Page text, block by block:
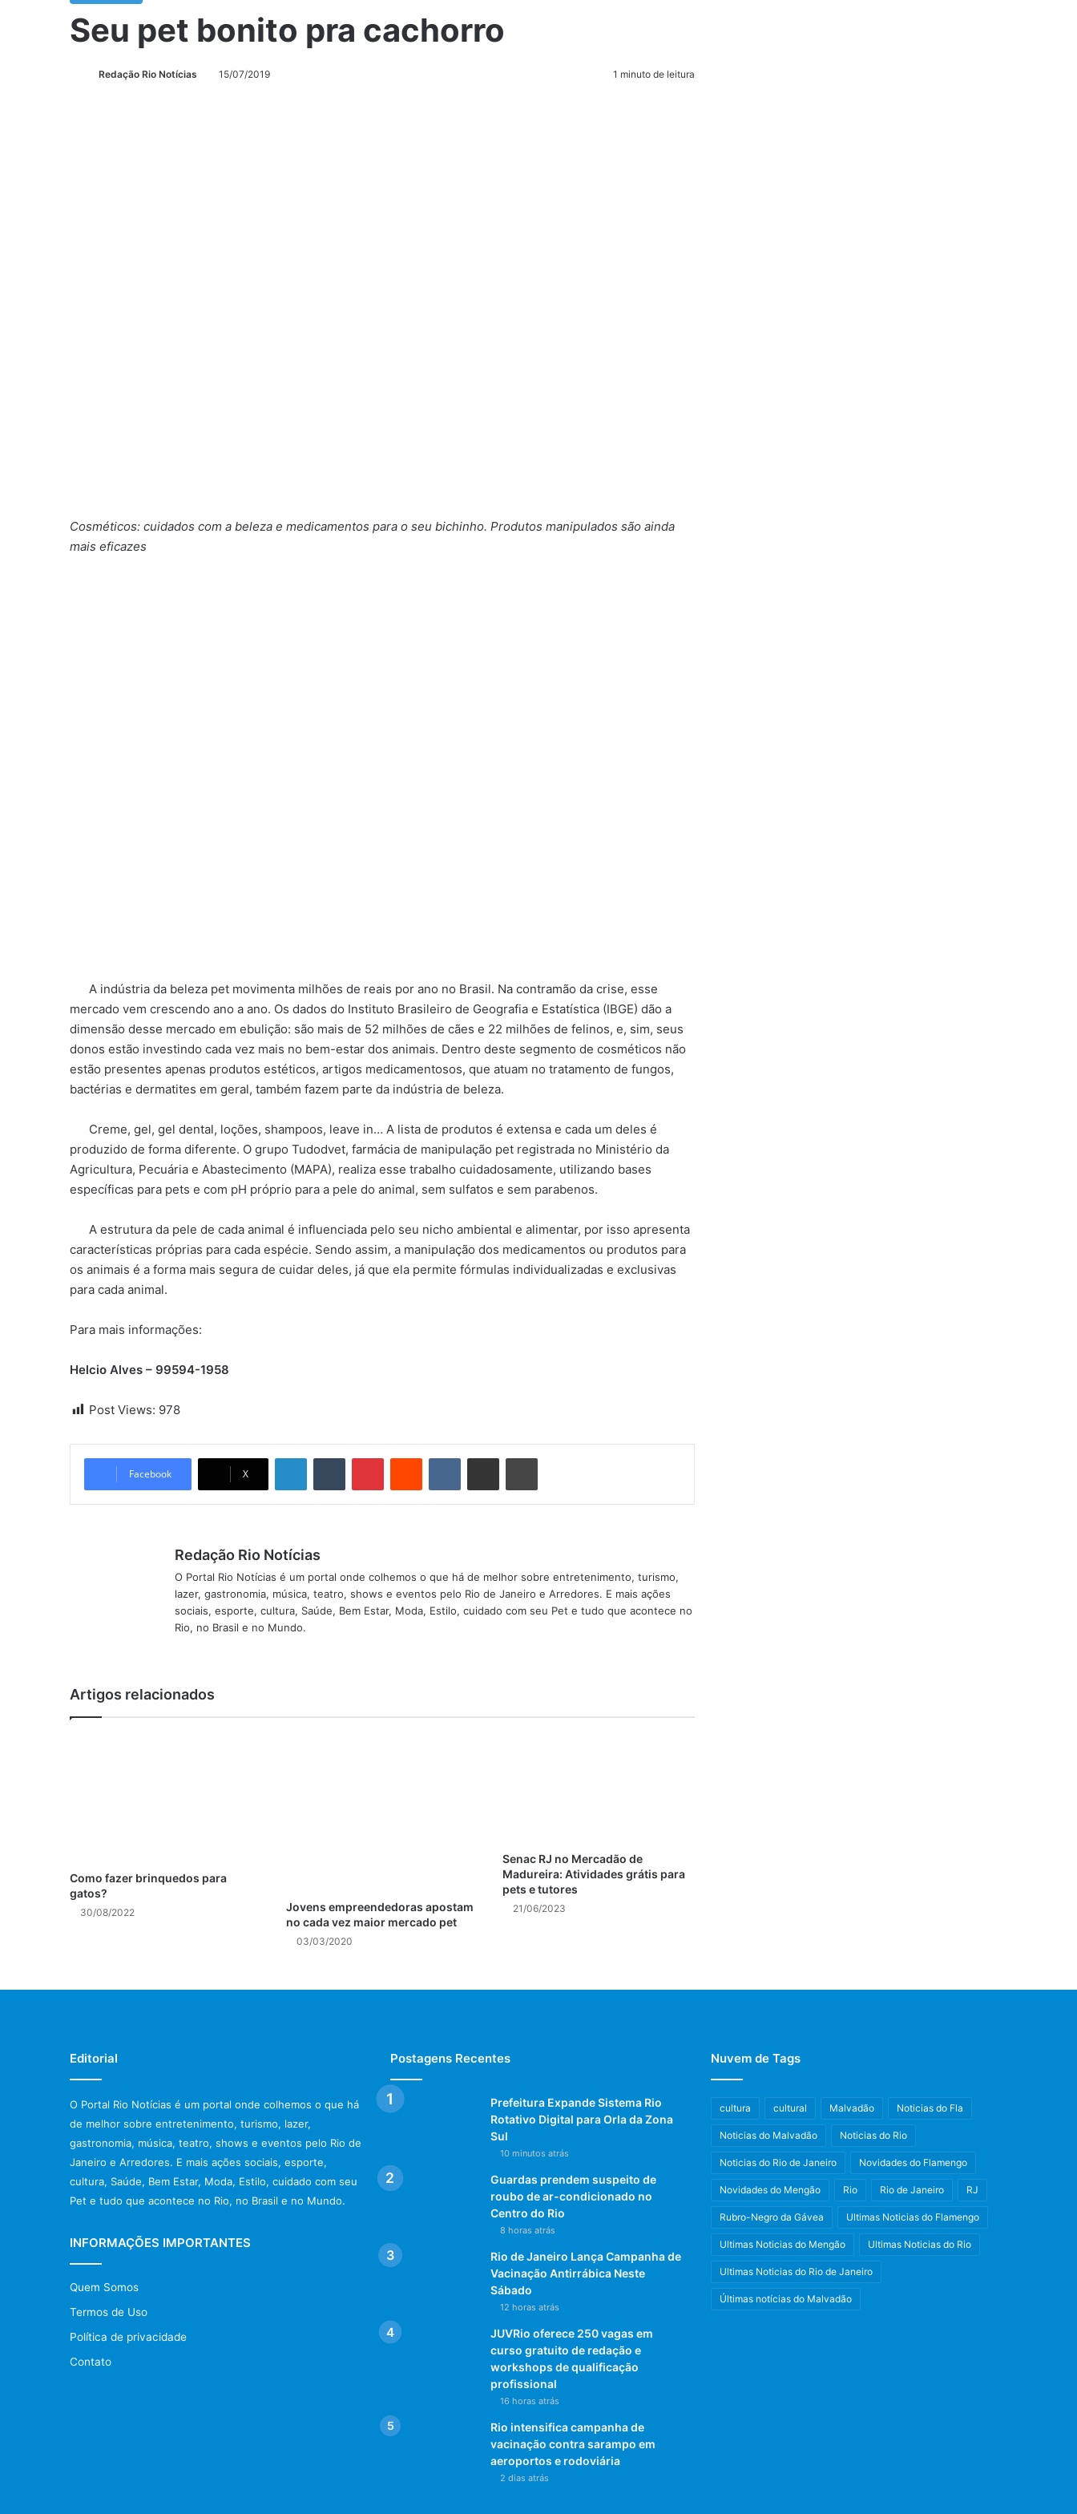
Seu pet bonito pra cachorro
Redação Rio Notícias 15/07/2019 1 minuto de leitura
Cosméticos: cuidados com a beleza e medicamentos para o seu bichinho. Produtos manipulados são ainda
mais eficazes
A indústria da beleza pet movimenta milhões de reais por ano no Brasil. Na contramão da crise, esse
mercado vem crescendo ano a ano. Os dados do Instituto Brasileiro de Geografia e Estatística (IBGE) dão a
dimensão desse mercado em ebulição: são mais de 52 milhões de cães e 22 milhões de felinos, e, sim, seus
donos estão investindo cada vez mais no bem-estar dos animais. Dentro deste segmento de cosméticos não
estão presentes apenas produtos estéticos, artigos medicamentosos, que atuam no tratamento de fungos,
bactérias e dermatites em geral, também fazem parte da indústria de beleza.
Creme, gel, gel dental, loções, shampoos, leave in… A lista de produtos é extensa e cada um deles é
produzido de forma diferente. O grupo Tudodvet, farmácia de manipulação pet registrada no Ministério da
Agricultura, Pecuária e Abastecimento (MAPA), realiza esse trabalho cuidadosamente, utilizando bases
específicas para pets e com pH próprio para a pele do animal, sem sulfatos e sem parabenos.
A estrutura da pele de cada animal é influenciada pelo seu nicho ambiental e alimentar, por isso apresenta
características próprias para cada espécie. Sendo assim, a manipulação dos medicamentos ou produtos para
os animais é a forma mais segura de cuidar deles, já que ela permite fórmulas individualizadas e exclusivas
para cada animal.
Para mais informações:
Helcio Alves – 99594-1958
Post Views: 978
Facebook X
LinkedinTumblr PinterestReddit VK Compartilhar via e-mail Imprimir
Redação Rio Notícias
O Portal Rio Notícias é um portal onde colhemos o que há de melhor sobre entretenimento, turismo,
lazer, gastronomia, música, teatro, shows e eventos pelo Rio de Janeiro e Arredores. E mais ações
sociais, esporte, cultura, Saúde, Bem Estar, Moda, Estilo, cuidado com seu Pet e tudo que acontece no
Rio, no Brasil e no Mundo.
Artigos relacionados
Como fazer brinquedos para
gatos?
30/08/2022
Jovens empreendedoras apostam
no cada vez maior mercado pet
03/03/2020
Senac RJ no Mercadão de
Madureira: Atividades grátis para
pets e tutores
21/06/2023
Editorial
O Portal Rio Notícias é um portal onde colhemos o que há
de melhor sobre entretenimento, turismo, lazer,
gastronomia, música, teatro, shows e eventos pelo Rio de
Janeiro e Arredores. E mais ações sociais, esporte,
cultura, Saúde, Bem Estar, Moda, Estilo, cuidado com seu
Pet e tudo que acontece no Rio, no Brasil e no Mundo.
INFORMAÇÕES IMPORTANTES
Quem Somos
Termos de Uso
Política de privacidade
Contato
Postagens Recentes
Prefeitura Expande Sistema Rio
Rotativo Digital para Orla da Zona
Sul
10 minutos atrás
Guardas prendem suspeito de
roubo de ar-condicionado no
Centro do Rio
8 horas atrás
Rio de Janeiro Lança Campanha de
Vacinação Antirrábica Neste
Sábado
12 horas atrás
JUVRio oferece 250 vagas em
curso gratuito de redação e
workshops de qualificação
profissional
16 horas atrás
Rio intensifica campanha de
vacinação contra sarampo em
aeroportos e rodoviária
2 dias atrás
Nuvem de Tags
cultura cultural Malvadão Noticias do Fla
Noticias do Malvadão Noticias do Rio
Noticias do Rio de Janeiro Novidades do Flamengo
Novidades do Mengão Rio Rio de Janeiro RJ
Rubro-Negro da Gávea Ultimas Noticias do Flamengo
Ultimas Noticias do Mengão Ultimas Noticias do Rio
Ultimas Noticias do Rio de Janeiro
Últimas notícias do Malvadão